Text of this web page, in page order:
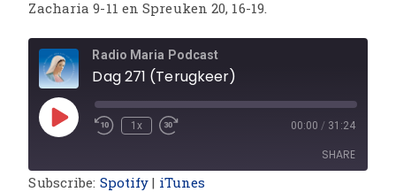
Zacharia 9-11 en Spreuken 20, 16-19.
Radio Maria Podcast
Dag 271 (Terugkeer)
1x 00:00 / 31:24
SHARE
Subscribe: Spotify | iTunes